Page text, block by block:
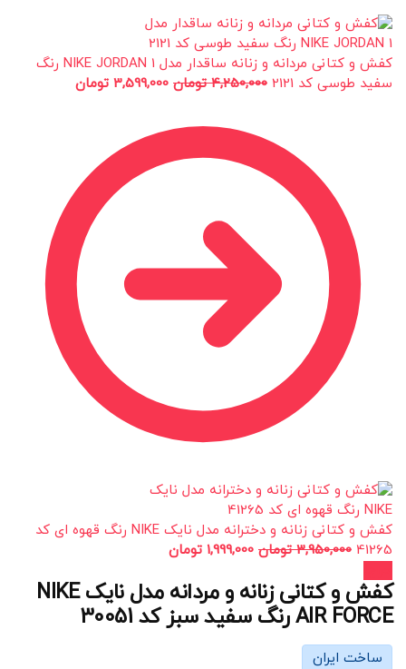
کفش و کتانی مردانه و زنانه ساقدار مدل NIKE JORDAN 1 رنگ
سفید طوسی کد 2121
4,250,000 تومان 3,599,000 تومان
کفش و کتانی زنانه و دخترانه مدل نایک NIKE رنگ قهوه ای کد
41265
3,950,000 تومان 1,999,000 تومان
کفش و کتانی زنانه و مردانه مدل نایک NIKE
AIR FORCE رنگ سفید سبز کد 30051
ساخت ایران